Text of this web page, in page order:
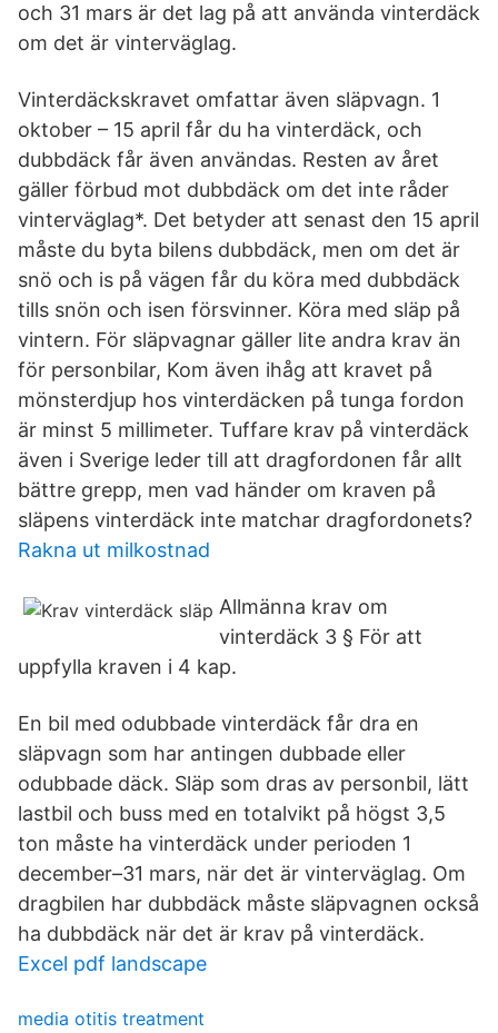
och 31 mars är det lag på att använda vinterdäck
om det är vinterväglag.
Vinterdäckskravet omfattar även släpvagn. 1
oktober – 15 april får du ha vinterdäck, och
dubbdäck får även användas. Resten av året
gäller förbud mot dubbdäck om det inte råder
vinterväglag*. Det betyder att senast den 15 april
måste du byta bilens dubbdäck, men om det är
snö och is på vägen får du köra med dubbdäck
tills snön och isen försvinner. Köra med släp på
vintern. För släpvagnar gäller lite andra krav än
för personbilar, Kom även ihåg att kravet på
mönsterdjup hos vinterdäcken på tunga fordon
är minst 5 millimeter. Tuffare krav på vinterdäck
även i Sverige leder till att dragfordonen får allt
bättre grepp, men vad händer om kraven på
släpens vinterdäck inte matchar dragfordonets?
Rakna ut milkostnad
Allmänna krav om
vinterdäck 3 § För att
uppfylla kraven i 4 kap.
En bil med odubbade vinterdäck får dra en
släpvagn som har antingen dubbade eller
odubbade däck. Släp som dras av personbil, lätt
lastbil och buss med en totalvikt på högst 3,5
ton måste ha vinterdäck under perioden 1
december–31 mars, när det är vinterväglag. Om
dragbilen har dubbdäck måste släpvagnen också
ha dubbdäck när det är krav på vinterdäck.
Excel pdf landscape
media otitis treatment